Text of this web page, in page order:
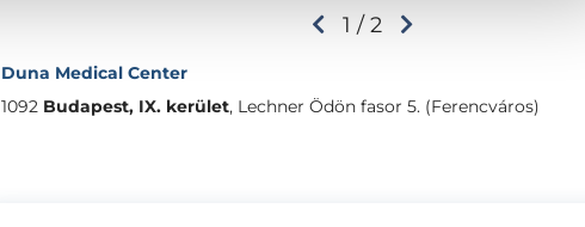
1 / 2
Duna Medical Center
1092 Budapest, IX. kerület, Lechner Ödön fasor 5. (Ferencváros)